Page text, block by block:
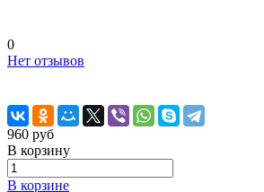
0
Нет отзывов
960 руб
В корзину
В корзине